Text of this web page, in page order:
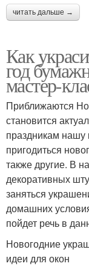
читать дальше →
Как
год
мастер-
Приближаются
становится
праздникам нашу
пригодиться
также другие. В
декоративных
заняться
домашних
пойдет речь в
Новогодние
идеи для окон